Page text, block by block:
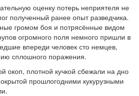
оценку потерь неприятеля не
полученный ранее опыт разведчика.
громом боя и потрясённые видом
огромного поля немного пришли в
впереди человек сто немцев,
сплошного поражения.
окоп, плотной кучкой сбежали на дно
прошлогодними кукурузными